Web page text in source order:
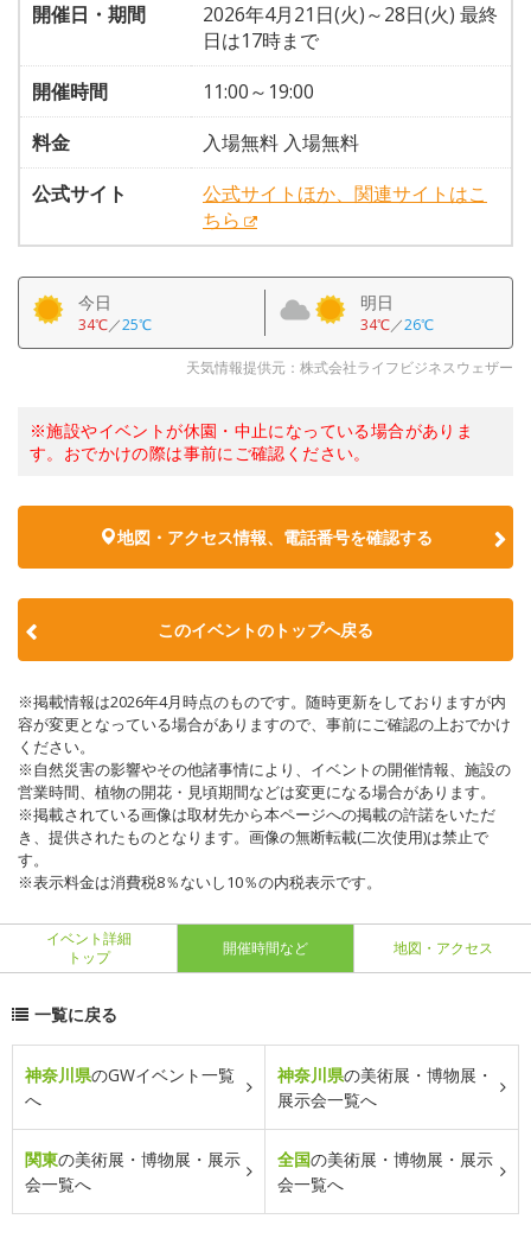
開催日・期間
2026年4月21日(火)～28日(火) 最終
日は17時まで
開催時間
11:00～19:00
料金
入場無料 入場無料
公式サイト
公式サイトほか、関連サイトはこ
ちら
今日
34℃／25℃
明日
34℃／26℃
天気情報提供元：株式会社ライフビジネスウェザー
※施設やイベントが休園・中止になっている場合がありま
す。おでかけの際は事前にご確認ください。
地図・アクセス情報、電話番号を確認する
このイベントのトップへ戻る
※掲載情報は2026年4月時点のものです。随時更新をしておりますが内
容が変更となっている場合がありますので、事前にご確認の上おでかけ
ください。
※自然災害の影響やその他諸事情により、イベントの開催情報、施設の
営業時間、植物の開花・見頃期間などは変更になる場合があります。
※掲載されている画像は取材先から本ページへの掲載の許諾をいただ
き、提供されたものとなります。画像の無断転載(二次使用)は禁止で
す。
※表示料金は消費税8％ないし10％の内税表示です。
イベント詳細
トップ
開催時間など 地図・アクセス
一覧に戻る
神奈川県のGWイベント一覧
へ
神奈川県の美術展・博物展・
展示会一覧へ
関東の美術展・博物展・展示
会一覧へ
全国の美術展・博物展・展示
会一覧へ